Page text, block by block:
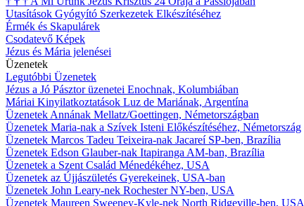
Utasítások Gyógyító Szerkezetek Elkészítéséhez
Érmék és Skapulárek
Csodatevő Képek
Jézus és Mária jelenései
Üzenetek
Legutóbbi Üzenetek
Jézus a Jó Pásztor üzenetei Enochnak, Kolumbiában
Máriai Kinyilatkoztatások Luz de Mariának, Argentína
Üzenetek Annának Mellatz/Goettingen, Németországban
Üzenetek Maria-nak a Szívek Isteni Előkészítéséhez, Németország
Üzenetek Marcos Tadeu Teixeira-nak Jacareí SP-ben, Brazília
Üzenetek Edson Glauber-nak Itapiranga AM-ban, Brazília
Üzenetek a Szent Család Ménedékéhez, USA
Üzenetek az Újjászületés Gyerekeinek, USA-ban
Üzenetek John Leary-nek Rochester NY-ben, USA
Üzenetek Maureen Sweeney-Kyle-nek North Ridgeville-ben, USA